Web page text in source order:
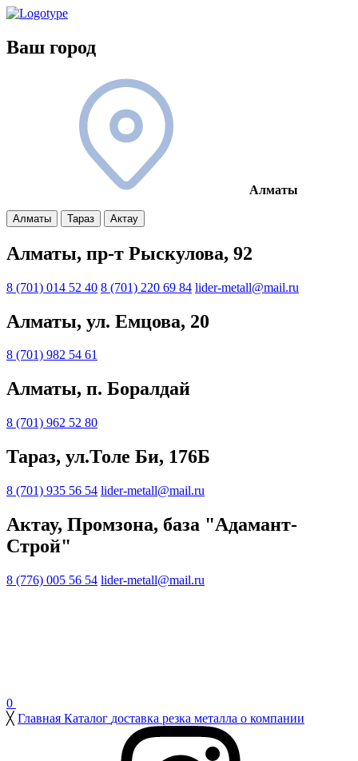
Ваш город
Алматы
Алматы Тараз Актау
Алматы, пр-т Рыскулова, 92
8 (701) 014 52 40 8 (701) 220 69 84 lider-metall@mail.ru
Алматы, ул. Емцова, 20
8 (701) 982 54 61
Алматы, п. Боралдай
8 (701) 962 52 80
Тараз, ул.Толе Би, 176Б
8 (701) 935 56 54 lider-metall@mail.ru
Актау, Промзона, база "Адамант-
Строй"
8 (776) 005 56 54 lider-metall@mail.ru
0
╳ Главная Каталог доставка резка металла о компании